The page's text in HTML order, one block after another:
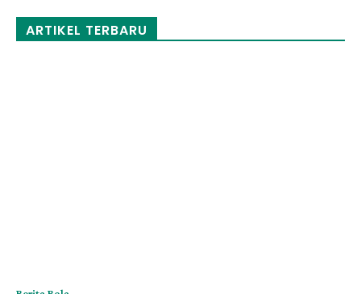
ARTIKEL TERBARU